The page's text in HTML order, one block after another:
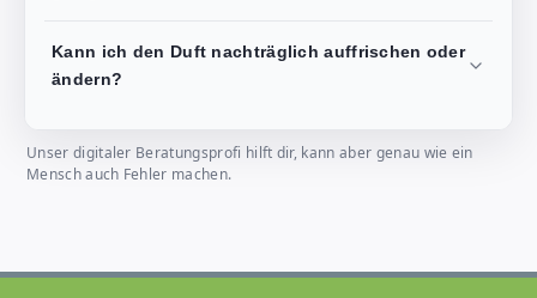
Kann ich den Duft nachträglich auffrischen oder
ändern?
Unser digitaler Beratungsprofi hilft dir, kann aber genau wie ein
Mensch auch Fehler machen.